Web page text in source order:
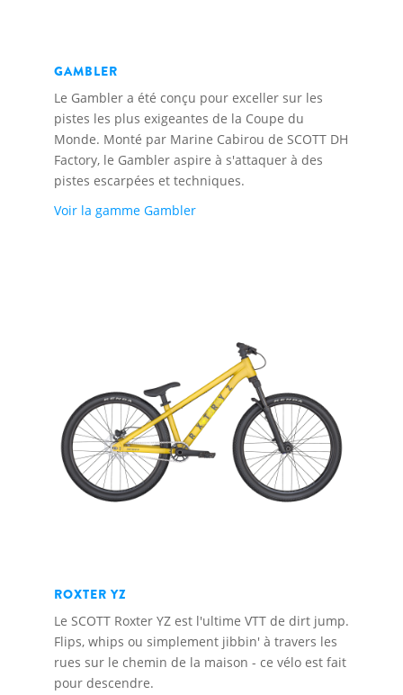
GAMBLER
Le Gambler a été conçu pour exceller sur les
pistes les plus exigeantes de la Coupe du
Monde. Monté par Marine Cabirou de SCOTT DH
Factory, le Gambler aspire à s'attaquer à des
pistes escarpées et techniques.
Voir la gamme Gambler
ROXTER YZ
Le SCOTT Roxter YZ est l'ultime VTT de dirt jump.
Flips, whips ou simplement jibbin' à travers les
rues sur le chemin de la maison - ce vélo est fait
pour descendre.